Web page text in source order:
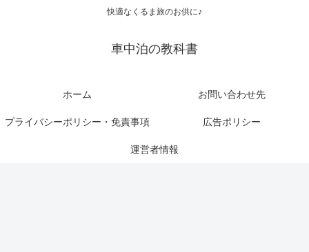
快適なくるま旅のお供に♪
車中泊の教科書
ホーム お問い合わせ先
プライバシーポリシー・免責事項 広告ポリシー
運営者情報